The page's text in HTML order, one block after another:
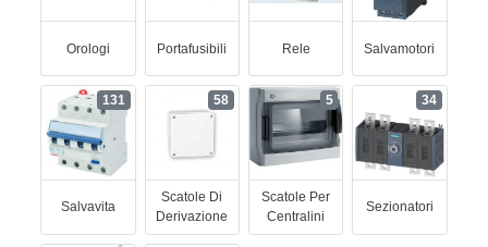
Orologi Portafusibili Rele Salvamotori
Salvavita
131
Scatole Di
Derivazione
58
Scatole Per
Centralini
5
Sezionatori
34